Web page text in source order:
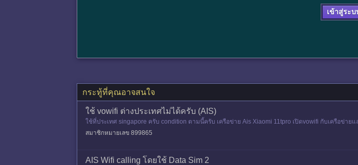
เข้าสู่ระบ
กระทู้ที่คุณอาจสนใจ
ใช้ vowifi ต่างประเทศไม่ได้ครับ (AIS)
ใช้ที่ประเทศ singapore ครับ condition ตามนี้ครับ เครือข่าย Ais Xiaomi 11tpro เปิดvowifi กับเครือข่
น และ
สมาชิกหมายเลข 899865
AIS Wifi calling โดยใช้ Data Sim 2